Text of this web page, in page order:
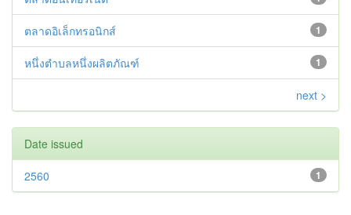
1
ตลาดอิเล็กทรอนิกส์
1
หนึ่งตำบลหนึ่งผลิตภัณฑ์
next >
Date issued
1
2560